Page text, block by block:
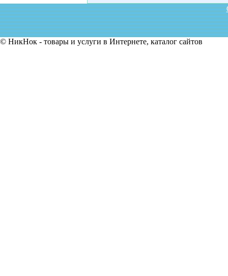
© НикНок - товары и услуги в Интернете, каталог сайтов